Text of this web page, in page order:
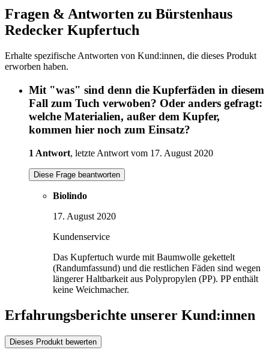
Fragen & Antworten zu Bürstenhaus
Redecker Kupfertuch
Erhalte spezifische Antworten von Kund:innen, die dieses Produkt
erworben haben.
Mit "was" sind denn die Kupferfäden in diesem
Fall zum Tuch verwoben? Oder anders gefragt:
welche Materialien, außer dem Kupfer,
kommen hier noch zum Einsatz?
1 Antwort, letzte Antwort vom 17. August 2020
Diese Frage beantworten
Biolindo
17. August 2020
Kundenservice
Das Kupfertuch wurde mit Baumwolle gekettelt
(Randumfassund) und die restlichen Fäden sind wegen
längerer Haltbarkeit aus Polypropylen (PP). PP enthält
keine Weichmacher.
Erfahrungsberichte unserer Kund:innen
Dieses Produkt bewerten